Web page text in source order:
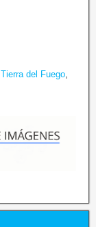
Tierra del Fuego